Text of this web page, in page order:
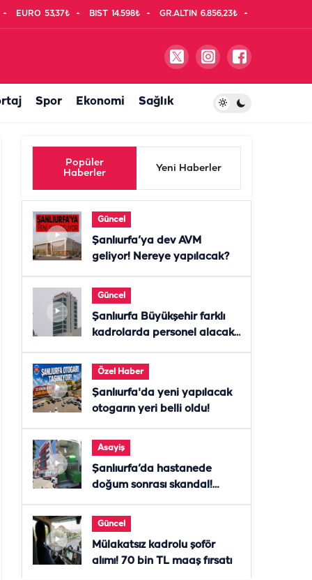
EURO 53,37₺ BIST 14.598₺ GR.ALTIN 6.856,23₺
Spor Ekonomi Sağlık
Popüler
Haberler
Yeni Haberler
Güncel
Şanlıurfa’ya dev AVM
geliyor! Nereye yapılacak?
Güncel
Şanlıurfa Büyükşehir farklı
kadrolarda personel alacak!
Özel Haber
Şanlıurfa'da yeni yapılacak
otogarın yeri belli oldu!
Asayiş
Şanlıurfa’da hastanede
doğum sonrası skandal!
Güncel
Mülakatsız kadrolu şoför
alımı! 70 bin TL maaş fırsatı